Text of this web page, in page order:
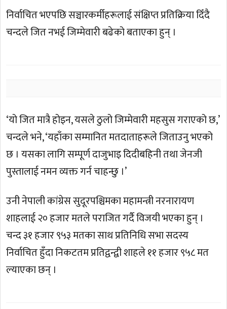
निर्वाचित भएपछि सञ्चारकर्मीहरूलाई संक्षिप्त प्रतिक्रिया दिँदै
चन्दले जित नभई जिम्मेवारी बढेको बताएका हुन् ।
‘यो जित मात्रै होइन, यसले ठुलो जिम्मेवारी महसुस गराएको छ,’
चन्दले भने, ‘यहाँका सम्मानित मतदाताहरूले जिताउनु भएको
छ । यसका लागि सम्पूर्ण दाजुभाइ दिदीबहिनी तथा जेनजी
पुस्तालाई नमन व्यक्त गर्न चाहन्छु ।’
उनी नेपाली कांग्रेस सुदूरपश्चिमका महामन्त्री नरनारायण
शाहलाई २० हजार मतले पराजित गर्दै विजयी भएका हुन् ।
चन्द ३१ हजार ९५३ मतका साथ प्रतिनिधि सभा सदस्य
निर्वाचित हुँदा निकटतम प्रतिद्वन्द्वी शाहले ११ हजार ९५८ मत
ल्याएका छन् ।